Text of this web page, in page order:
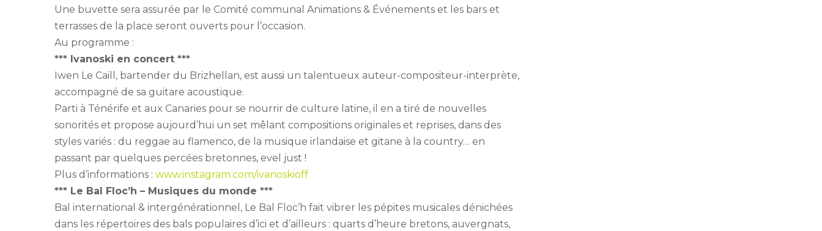
Une buvette sera assurée par le Comité communal Animations & Événements et les bars et
terrasses de la place seront ouverts pour l’occasion.
Au programme :
*** Ivanoski en concert ***
Iwen Le Caill, bartender du Brizhellan, est aussi un talentueux auteur-compositeur-interprète,
accompagné de sa guitare acoustique.
Parti à Ténérife et aux Canaries pour se nourrir de culture latine, il en a tiré de nouvelles
sonorités et propose aujourd’hui un set mêlant compositions originales et reprises, dans des
styles variés : du reggae au flamenco, de la musique irlandaise et gitane à la country… en
passant par quelques percées bretonnes, evel just !
Plus d’informations : www.instagram.com/ivanoskioff
*** Le Bal Floc’h – Musiques du monde ***
Bal international & intergénérationnel, Le Bal Floc’h fait vibrer les pépites musicales dénichées
dans les répertoires des bals populaires d’ici et d’ailleurs : quarts d’heure bretons, auvergnats,